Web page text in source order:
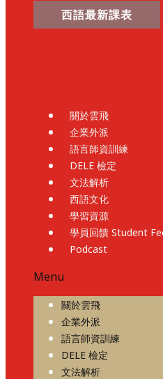
西語最新課表
關於雲飛
企業外派
語言師資訓練
DELE 檢定
文法解析
西語文化
學習資源
學員回饋 Student
Podcast
Menu
關於雲飛
企業外派
語言師資訓練
DELE 檢定
文法解析